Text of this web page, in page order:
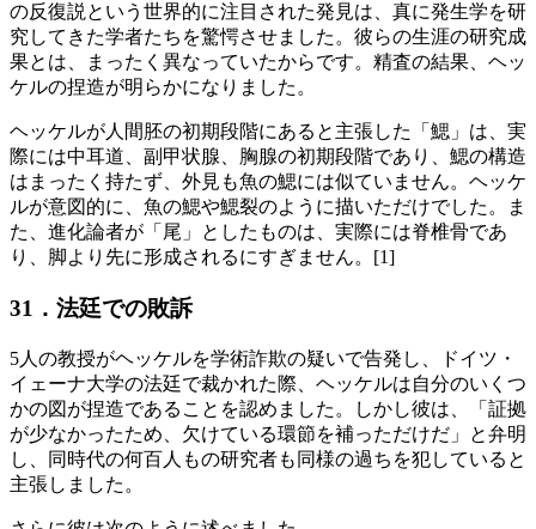
の反復説という世界的に注目された発見は、真に発生学を研
究してきた学者たちを驚愕させました。彼らの生涯の研究成
果とは、まったく異なっていたからです。精査の結果、ヘッ
ケルの捏造が明らかになりました。
ヘッケルが人間胚の初期段階にあると主張した「鰓」は、実
際には中耳道、副甲状腺、胸腺の初期段階であり、鰓の構造
はまったく持たず、外見も魚の鰓には似ていません。ヘッケ
ルが意図的に、魚の鰓や鰓裂のように描いただけでした。ま
た、進化論者が「尾」としたものは、実際には脊椎骨であ
り、脚より先に形成されるにすぎません。[1]
31．法廷での敗訴
5人の教授がヘッケルを学術詐欺の疑いで告発し、ドイツ・
イェーナ大学の法廷で裁かれた際、ヘッケルは自分のいくつ
かの図が捏造であることを認めました。しかし彼は、「証拠
が少なかったため、欠けている環節を補っただけだ」と弁明
し、同時代の何百人もの研究者も同様の過ちを犯していると
主張しました。